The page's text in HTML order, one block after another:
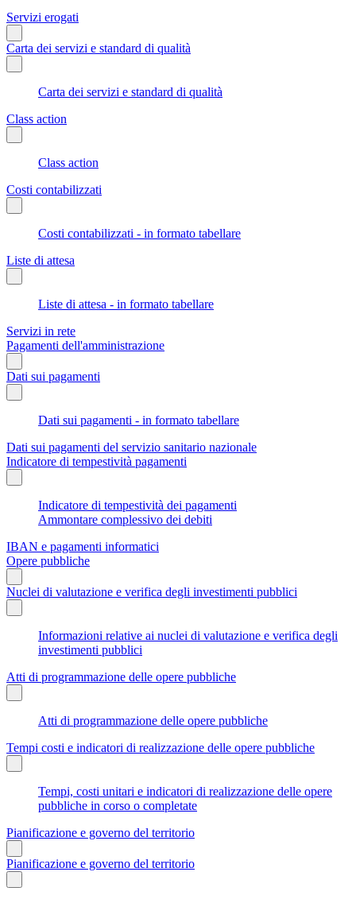
Servizi erogati
Carta dei servizi e standard di qualità
Carta dei servizi e standard di qualità
Class action
Class action
Costi contabilizzati
Costi contabilizzati - in formato tabellare
Liste di attesa
Liste di attesa - in formato tabellare
Servizi in rete
Pagamenti dell'amministrazione
Dati sui pagamenti
Dati sui pagamenti - in formato tabellare
Dati sui pagamenti del servizio sanitario nazionale
Indicatore di tempestività pagamenti
Indicatore di tempestività dei pagamenti
Ammontare complessivo dei debiti
IBAN e pagamenti informatici
Opere pubbliche
Nuclei di valutazione e verifica degli investimenti pubblici
Informazioni relative ai nuclei di valutazione e verifica degli
investimenti pubblici
Atti di programmazione delle opere pubbliche
Atti di programmazione delle opere pubbliche
Tempi costi e indicatori di realizzazione delle opere pubbliche
Tempi, costi unitari e indicatori di realizzazione delle opere
pubbliche in corso o completate
Pianificazione e governo del territorio
Pianificazione e governo del territorio